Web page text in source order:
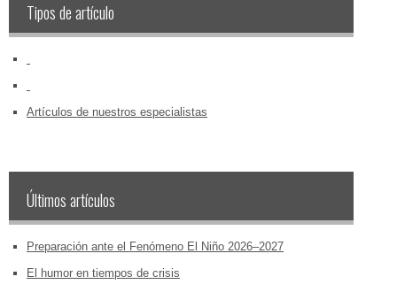
Tipos de artículo
Artículos de nuestros especialistas
Últimos artículos
Preparación ante el Fenómeno El Niño 2026–2027
El humor en tiempos de crisis